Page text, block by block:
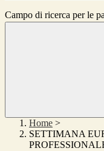
Campo di ricerca per le
Home >
SETTIMANA